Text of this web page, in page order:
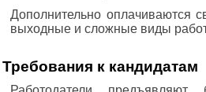
Дополнительно оплачиваются
выходные и сложные виды
Требования к кандидатам